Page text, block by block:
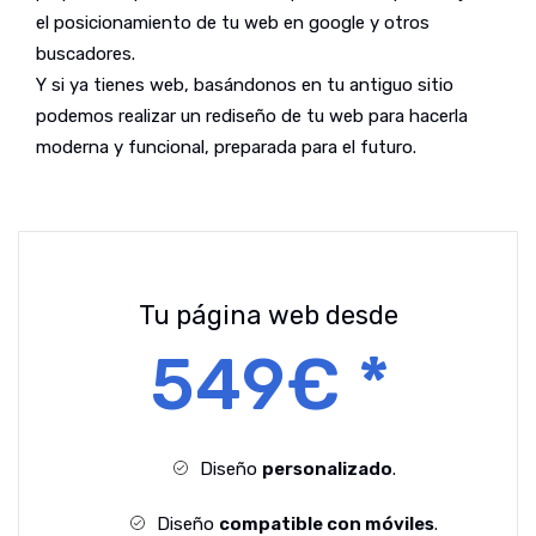
el posicionamiento de tu web en google y otros
buscadores.
Y si ya tienes web, basándonos en tu antiguo sitio
podemos realizar un rediseño de tu web para hacerla
moderna y funcional, preparada para el futuro.
Tu página web desde
549€ *
Diseño personalizado.
Diseño compatible con móviles.